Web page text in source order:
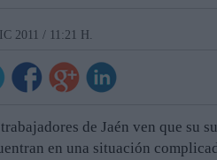
2011 / 11:21 H.
de Jaén ven que su
en una situación